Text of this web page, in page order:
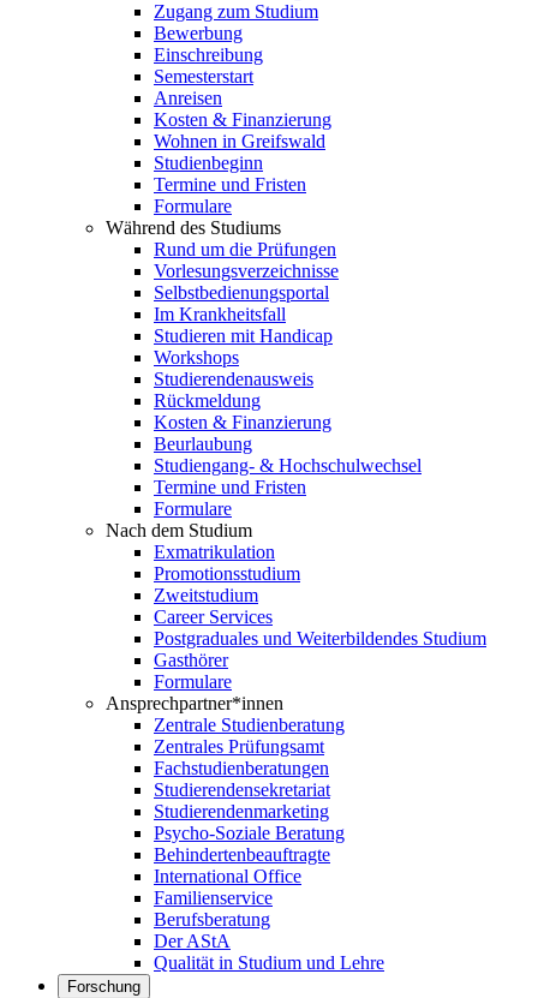
Zugang zum Studium
Bewerbung
Einschreibung
Semesterstart
Anreisen
Kosten & Finanzierung
Wohnen in Greifswald
Studienbeginn
Termine und Fristen
Formulare
Während des Studiums
Rund um die Prüfungen
Vorlesungsverzeichnisse
Selbstbedienungsportal
Im Krankheitsfall
Studieren mit Handicap
Workshops
Studierendenausweis
Rückmeldung
Kosten & Finanzierung
Beurlaubung
Studiengang- & Hochschulwechsel
Termine und Fristen
Formulare
Nach dem Studium
Exmatrikulation
Promotionsstudium
Zweitstudium
Career Services
Postgraduales und Weiterbildendes Studium
Gasthörer
Formulare
Ansprechpartner*innen
Zentrale Studienberatung
Zentrales Prüfungsamt
Fachstudienberatungen
Studierendensekretariat
Studierendenmarketing
Psycho-Soziale Beratung
Behindertenbeauftragte
International Office
Familienservice
Berufsberatung
Der AStA
Qualität in Studium und Lehre
Forschung